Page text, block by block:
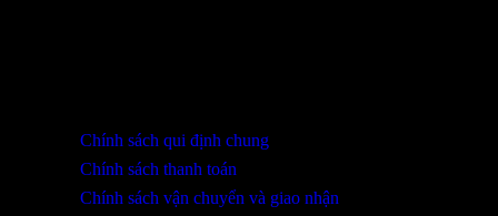
Chính sách qui định chung
Chính sách thanh toán
Chính sách vận chuyển và giao nhận